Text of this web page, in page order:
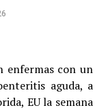
enfermas con un
aguda, a
EU la semana